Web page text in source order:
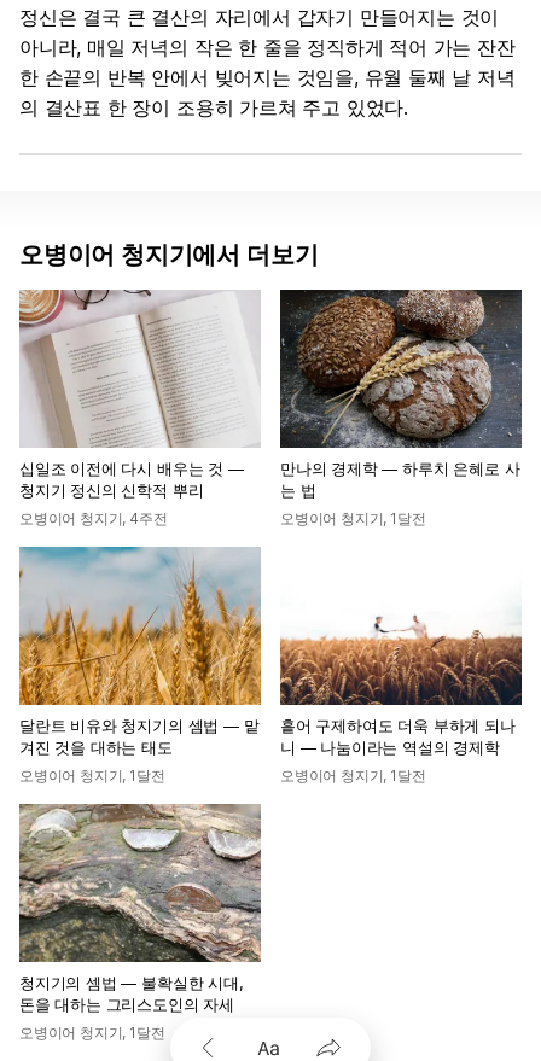
정신은 결국 큰 결산의 자리에서 갑자기 만들어지는 것이
아니라, 매일 저녁의 작은 한 줄을 정직하게 적어 가는 잔잔
한 손끝의 반복 안에서 빚어지는 것임을, 유월 둘째 날 저녁
의 결산표 한 장이 조용히 가르쳐 주고 있었다.
오병이어 청지기에서 더보기
십일조 이전에 다시 배우는 것 —
청지기 정신의 신학적 뿌리
오병이어 청지기, 4주전
만나의 경제학 — 하루치 은혜로 사
는 법
오병이어 청지기, 1달전
달란트 비유와 청지기의 셈법 — 맡
겨진 것을 대하는 태도
오병이어 청지기, 1달전
흩어 구제하여도 더욱 부하게 되나
니 — 나눔이라는 역설의 경제학
오병이어 청지기, 1달전
청지기의 셈법 — 불확실한 시대,
돈을 대하는 그리스도인의 자세
오병이어 청지기, 1달전